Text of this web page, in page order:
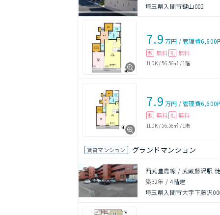
埼玉県入間市鍵山002
7.9 万円 /管理費6,600
敷 無料 礼 無料
1LDK/56.56㎡ / 1階
7.9 万円 /管理費6,600
敷 無料 礼 無料
1LDK/56.56㎡ / 1階
賃貸マンション グランドマンション
西武豊島線 / 武蔵藤沢駅
築32年 /4階建
埼玉県入間市大字下藤沢